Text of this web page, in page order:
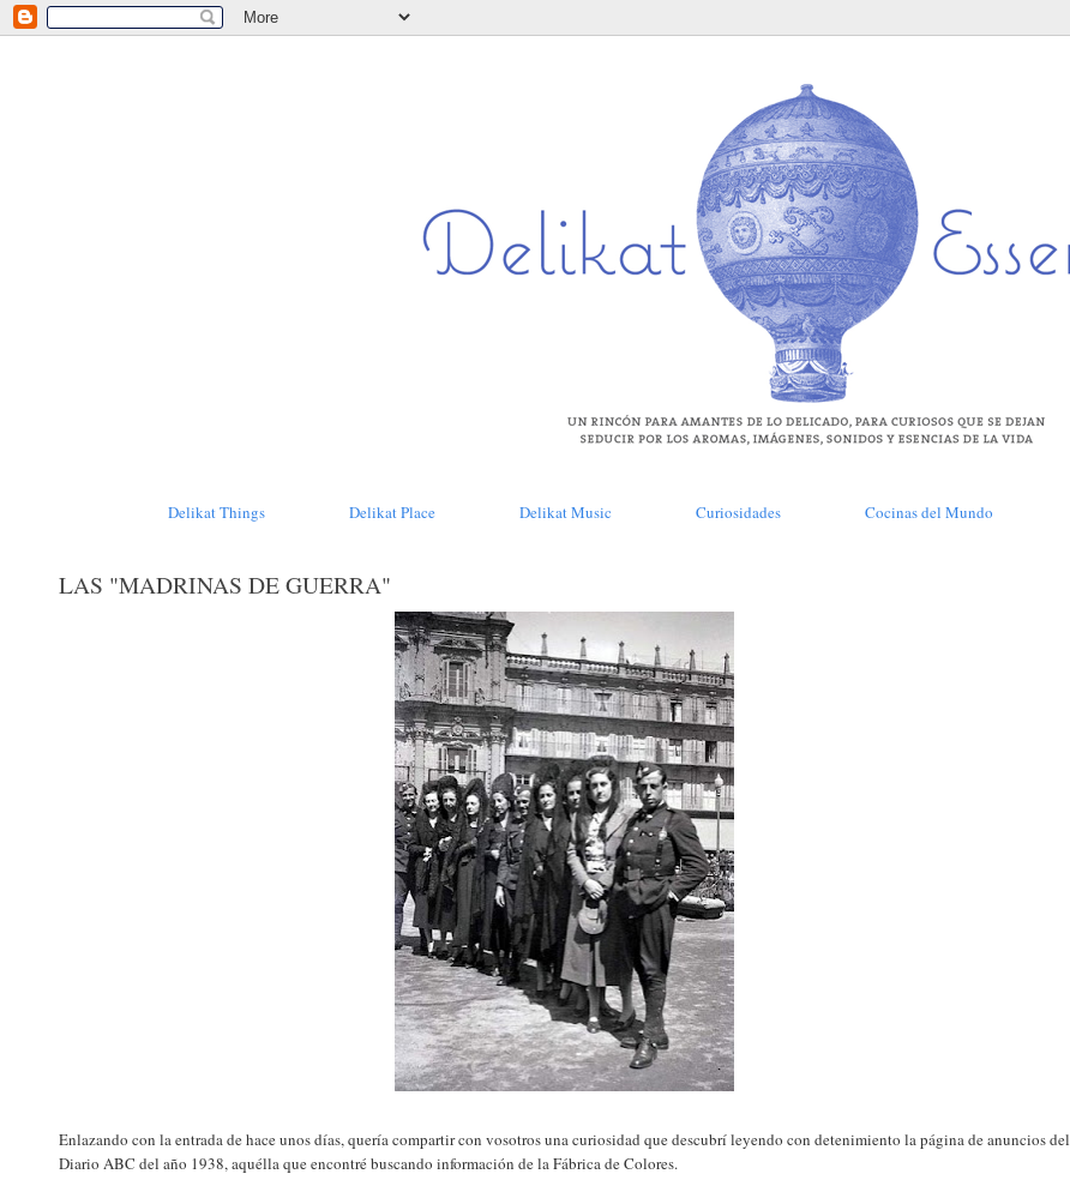
Delikat Things Delikat Place Delikat Music Curiosidades Cocinas del Mundo
LAS "MADRINAS DE GUERRA"
Enlazando con la entrada de hace unos días, quería compartir con vosotros una curiosidad que descubrí leyendo con detenimiento la página de anuncios del
Diario ABC del año 1938, aquélla que encontré buscando información de la Fábrica de Colores.